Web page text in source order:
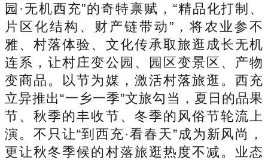
园·无机西充”的奇特禀赋，“精品化打制、
片区化结构、财产链带动”，将农业参不
雅、村落体验、文化传承取旅逛成长无机
连系，让村庄变公园、园区变景区、产物
变商品。以节为媒，激活村落旅逛。西充
立异推出“一乡一季”文旅勾当，夏日的品果
节、秋季的丰收节、冬季的风俗节轮流上
演。不只让“到西充·看春天”成为新风尚，
更让秋冬季候的村落旅逛热度不减。业态